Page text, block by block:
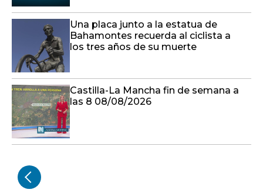
Una placa junto a la estatua de
Bahamontes recuerda al ciclista a
los tres años de su muerte
Castilla-La Mancha fin de semana a
las 8 08/08/2026